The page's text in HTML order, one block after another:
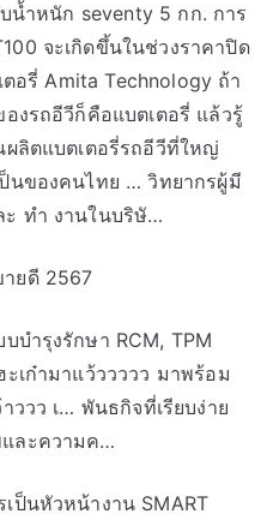
บน้ำหนัก seventy 5 กก. การ
จะเกิดขึ้นในช่วงราคาปิด
อรี่ Amita Technology ถ้า
งรถอีวีก็คือแบตเตอรี่ แล้วรู้
ผลิตแบตเตอรี่รถอีวีที่ใหญ่
นของคนไทย … วิทยากรผู้มี
ทำ งานในบริษั…
บำรุงรักษา RCM, TPM
เก๋ามาแว้ววววว มาพร้อม
ววว เ… พันธกิจที่เรียบง่าย
ละความค…
ป็นหัวหน้างาน SMART